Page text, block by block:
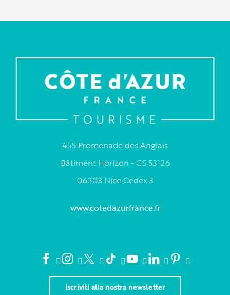
455 Promenade des Anglais
Bâtiment Horizon - CS 53126
06203 Nice Cedex 3
www.cotedazurfrance.fr
Iscriviti alla nostra newsletter